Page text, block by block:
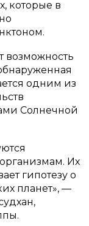
которые в
возможность
одним из
Солнечной
Их
гипотезу о
планет», —